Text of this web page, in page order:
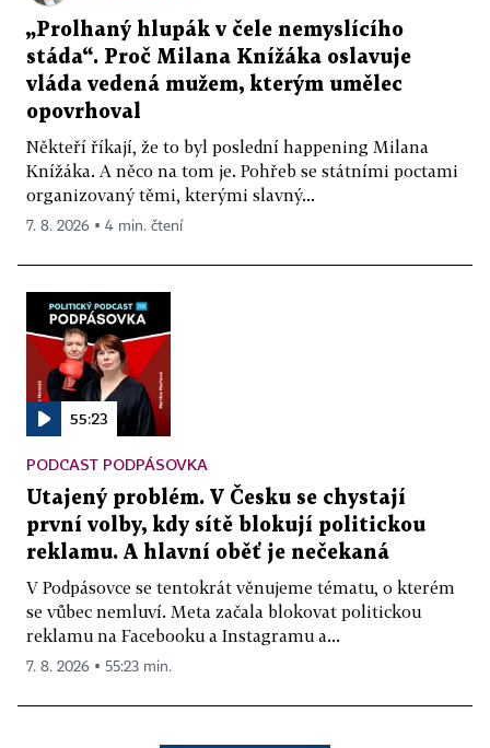
„Prolhaný hlupák v čele nemyslícího
stáda“. Proč Milana Knížáka oslavuje
vláda vedená mužem, kterým umělec
opovrhoval
Někteří říkají, že to byl poslední happening Milana
Knížáka. A něco na tom je. Pohřeb se státními poctami
organizovaný těmi, kterými slavný...
7. 8. 2026 ▪ 4 min. čtení
55:23
PODCAST PODPÁSOVKA
Utajený problém. V Česku se chystají
první volby, kdy sítě blokují politickou
reklamu. A hlavní oběť je nečekaná
V Podpásovce se tentokrát věnujeme tématu, o kterém
se vůbec nemluví. Meta začala blokovat politickou
reklamu na Facebooku a Instagramu a...
7. 8. 2026 ▪ 55:23 min.